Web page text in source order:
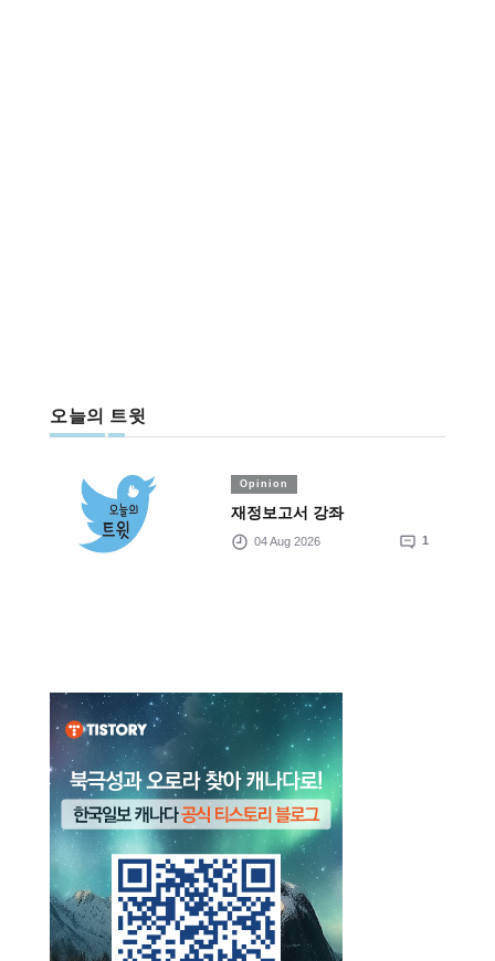
오늘의 트윗
Opinion
재정보고서 강좌
04 Aug 2026 1